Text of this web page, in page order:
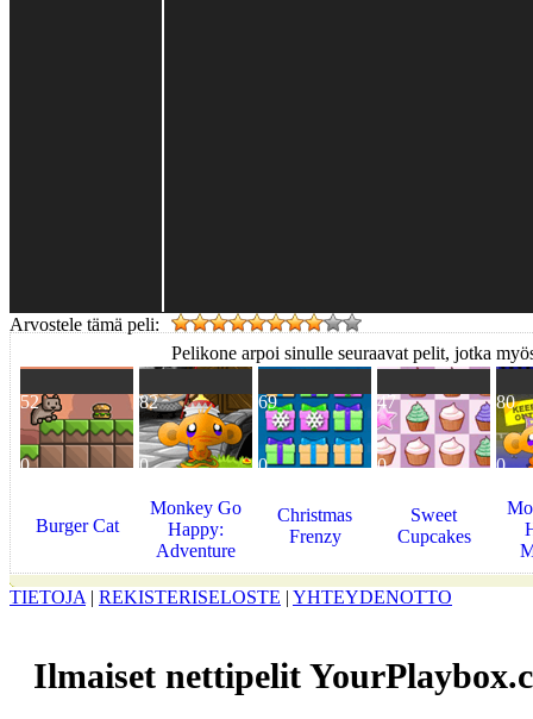
Arvostele tämä peli:
Pelikone arpoi sinulle seuraavat pelit, jotka
52
0
Burger Cat
82
0
Monkey Go
Happy:
Adventure
69
0
Christmas
Frenzy
47
0
Sweet
Cupcakes
80
0
TIETOJA | REKISTERISELOSTE | YHTEYDENOTTO
Ilmaiset nettipelit